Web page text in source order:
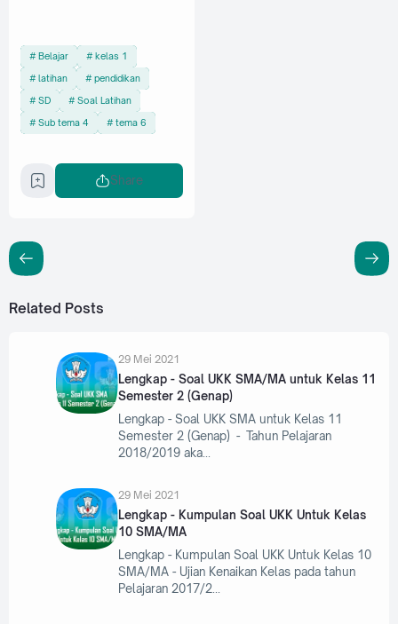
Belajar kelas 1
latihan pendidikan
SD Soal Latihan
Sub tema 4 tema 6
Share
Related Posts
29 Mei 2021
Lengkap - Soal UKK SMA/MA untuk Kelas 11
Semester 2 (Genap)
Lengkap - Soal UKK SMA untuk Kelas 11
Semester 2 (Genap) - Tahun Pelajaran
2018/2019 aka
29 Mei 2021
Lengkap - Kumpulan Soal UKK Untuk Kelas
10 SMA/MA
Lengkap - Kumpulan Soal UKK Untuk Kelas 10
SMA/MA - Ujian Kenaikan Kelas pada tahun
Pelajaran 2017/2